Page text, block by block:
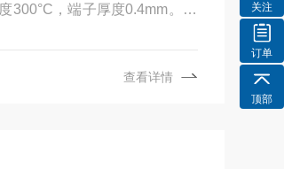
300°C，端子厚度0.4mm。通
查看详情
关注
订单
顶部